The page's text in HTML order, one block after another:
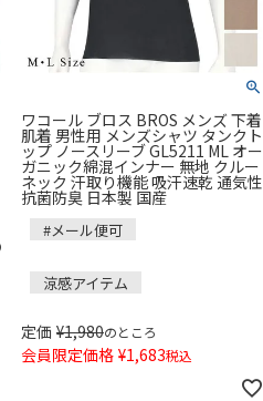
ワコール ブロス BROS メンズ 下着
肌着 男性用 メンズシャツ タンクト
ップ ノースリーブ GL5211 ML オー
ガニック綿混インナー 無地 クルー
ネック 汗取り機能 吸汗速乾 通気性
抗菌防臭 日本製 国産
#メール便可
涼感アイテム
定価 ¥1,980のところ
会員限定価格 ¥1,683税込